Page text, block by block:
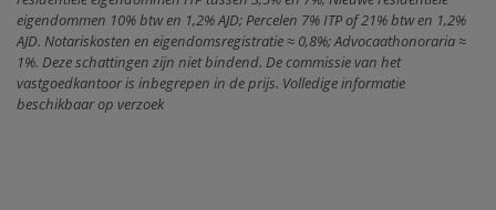
eigendommen 10% btw en 1,2% AJD; Percelen 7% ITP of 21% btw en 1,2%
AJD. Notariskosten en eigendomsregistratie ≈ 0,8%; Advocaathonoraria ≈
1%. Deze schattingen zijn niet bindend. De commissie van het
vastgoedkantoor is inbegrepen in de prijs. Volledige informatie
beschikbaar op verzoek